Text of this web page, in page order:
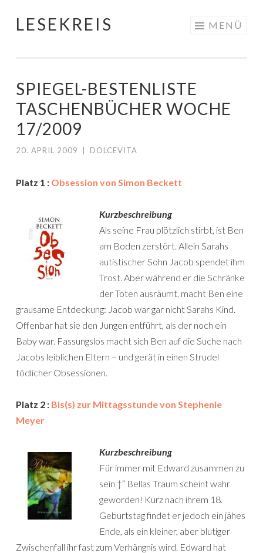
Springe
LESEKREIS MENÜ
SPIEGEL-BESTENLISTE
TASCHENBÜCHER WOCHE
17/2009
20. APRIL 2009 DOLCEVITA
Platz 1 : Obsession von Simon Beckett
Kurzbeschreibung
Als seine Frau plötzlich stirbt, ist Ben
am Boden zerstört. Allein Sarahs
autistischer Sohn Jacob spendet ihm
Trost. Aber während er die Schränke
der Toten ausräumt, macht Ben eine
grausame Entdeckung: Jacob war gar nicht Sarahs Kind.
Offenbar hat sie den Jungen entführt, als der noch ein
Baby war. Fassungslos macht sich Ben auf die Suche nach
Jacobs leiblichen Eltern – und gerät in einen Strudel
tödlicher Obsessionen.
Platz 2 : Bis(s) zur Mittagsstunde von Stephenie
Meyer
Kurzbeschreibung
Für immer mit Edward zusammen zu
sein †“ Bellas Traum scheint wahr
geworden! Kurz nach ihrem 18.
Geburtstag findet er jedoch ein jähes
Ende, als ein kleiner, aber blutiger
Zwischenfall ihr fast zum Verhängnis wird. Edward hat